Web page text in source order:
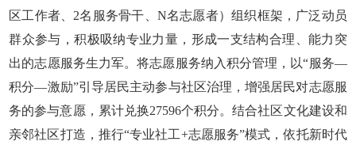
区工作者、2名服务骨干、N名志愿者）组织框架，广泛动员
群众参与，积极吸纳专业力量，形成一支结构合理、能力突
出的志愿服务生力军。将志愿服务纳入积分管理，以“服务—
积分—激励”引导居民主动参与社区治理，增强居民对志愿服
务的参与意愿，累计兑换27596个积分。结合社区文化建设和
亲邻社区打造，推行“专业社工+志愿服务”模式，依托新时代